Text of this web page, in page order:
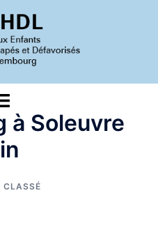
fermer
à Soleuvre
CLASSÉ